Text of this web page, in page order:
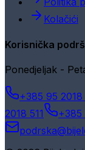
Kolačići
Korisnička
Ponedjeljak -
+385 95
2018 511
+385